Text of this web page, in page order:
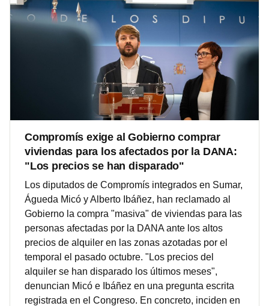
Compromís exige al Gobierno comprar
viviendas para los afectados por la DANA:
"Los precios se han disparado"
Los diputados de Compromís integrados en Sumar,
Águeda Micó y Alberto Ibáñez, han reclamado al
Gobierno la compra "masiva" de viviendas para las
personas afectadas por la DANA ante los altos
precios de alquiler en las zonas azotadas por el
temporal el pasado octubre. "Los precios del
alquiler se han disparado los últimos meses",
denuncian Micó e Ibáñez en una pregunta escrita
registrada en el Congreso. En concreto, inciden en